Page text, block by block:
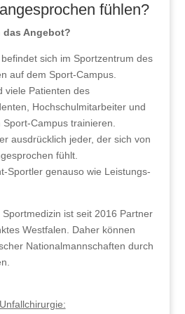
fühlen?
Angebot?
sich im Sportzentrum des
auf dem Sport-Campus.
viele Patienten des
Hochschulmitarbeiter und
Campus trainieren.
ausdrücklich jeder, der sich von
fühlt.
Sportler genauso wie Leistungs-
ist seit 2016 Partner
Westfalen. Daher können
Nationalmannschaften durch